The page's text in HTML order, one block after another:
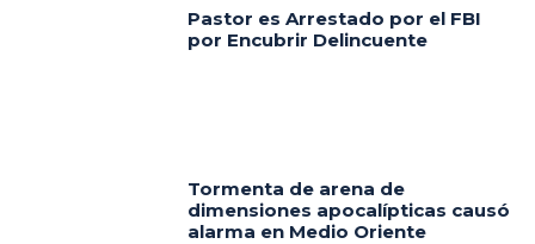
Pastor es Arrestado por el FBI
por Encubrir Delincuente
Tormenta de arena de
dimensiones apocalípticas causó
alarma en Medio Oriente